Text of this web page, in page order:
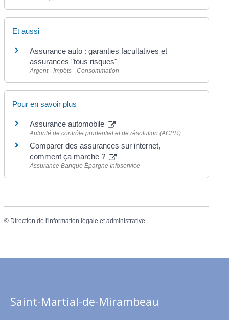
Et aussi
Assurance auto : garanties facultatives et
assurances "tous risques"
Argent - Impôts - Consommation
Pour en savoir plus
Assurance automobile
Autorité de contrôle prudentiel et de résolution (ACPR)
Comparer des assurances sur internet,
comment ça marche ?
Assurance Banque Épargne Infoservice
© Direction de l'information légale et administrative
Saint-Martial-de-Mirambeau